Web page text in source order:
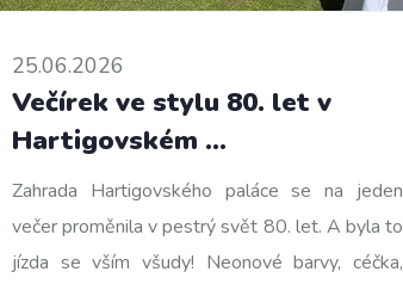
25.06.2026
Večírek ve stylu 80. let v
Hartigovském …
Zahrada Hartigovského paláce se na jeden
večer proměnila v pestrý svět 80. let. A byla to
jízda se vším všudy! Neonové barvy, céčka,